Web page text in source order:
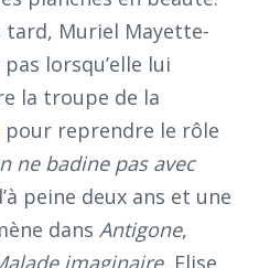
tard, Muriel Mayette-
lorsqu’elle lui
la troupe de la
pour reprendre le rôle
ne badine pas avec
peine deux ans et une
dans Antigone,
imaginaire, Elise